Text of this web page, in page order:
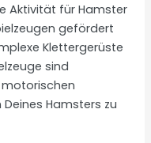
Aktivität für Hamster
gefördert
Klettergerüste
sind
Hamsters zu